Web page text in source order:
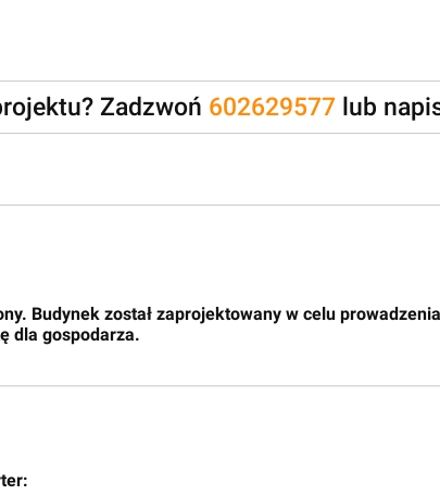
Zadzwoń 602629577lub
Budynek został zaprojektowany w celu
dla gospodarza.